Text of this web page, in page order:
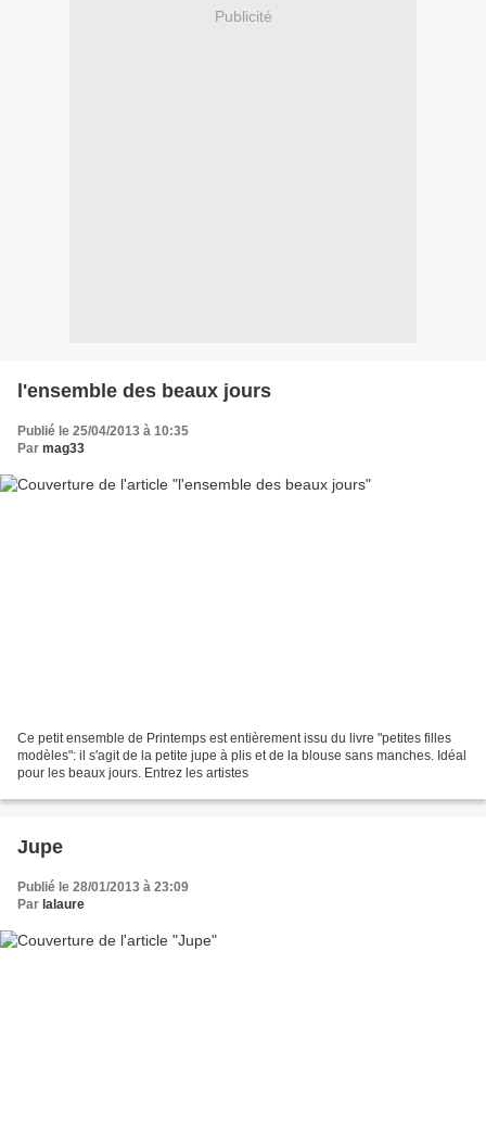
Publicité
l'ensemble des beaux jours
Publié le 25/04/2013 à 10:35
Par mag33
Ce petit ensemble de Printemps est entièrement issu du livre "petites filles
modèles": il s'agit de la petite jupe à plis et de la blouse sans manches. Idéal
pour les beaux jours. Entrez les artistes
Jupe
Publié le 28/01/2013 à 23:09
Par lalaure